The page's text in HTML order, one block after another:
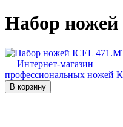
Набор ножей